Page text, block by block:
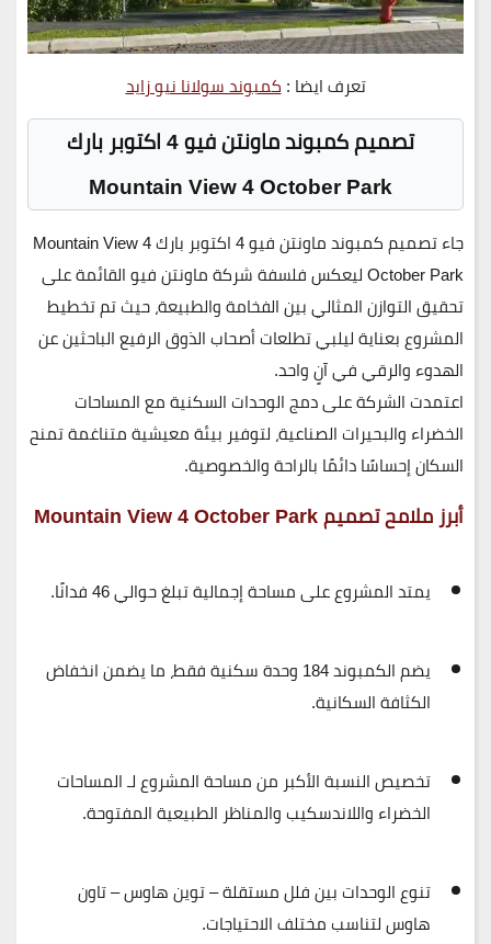
تعرف ايضا :كمبوند سولانا نيو زايد
تصميم كمبوند ماونتن فيو 4 اكتوبر بارك
Mountain View 4 October Park
جاء تصميمكمبوند ماونتن فيو 4 اكتوبر بارك
Mountain View 4
October Parkليعكس فلسفة شركة ماونتن فيو القائمة على
تحقيق التوازن المثالي بين الفخامة والطبيعة، حيث تم تخطيط
المشروع بعناية ليلبي تطلعات أصحاب الذوق الرفيع الباحثين عن
الهدوء والرقي في آنٍ واحد.
اعتمدت الشركة على دمج الوحدات السكنية مع المساحات
الخضراء والبحيرات الصناعية، لتوفير بيئة معيشية متناغمة تمنح
السكان إحساسًا دائمًا بالراحة والخصوصية.
أبرز ملامح تصميم Mountain View 4 October Park
يمتد المشروع علىمساحة إجمالية تبلغ حوالي 46 فدانًا .
يضم الكمبوند184 وحدة سكنية فقط
، ما يضمن انخفاض
الكثافة السكانية.
تخصيص النسبة الأكبر من مساحة المشروع لـالمساحات
الخضراء واللاندسكيبوالمناظر الطبيعية المفتوحة.
تنوع الوحدات بينفلل مستقلة – توين هاوس – تاون
هاوسلتناسب مختلف الاحتياجات.